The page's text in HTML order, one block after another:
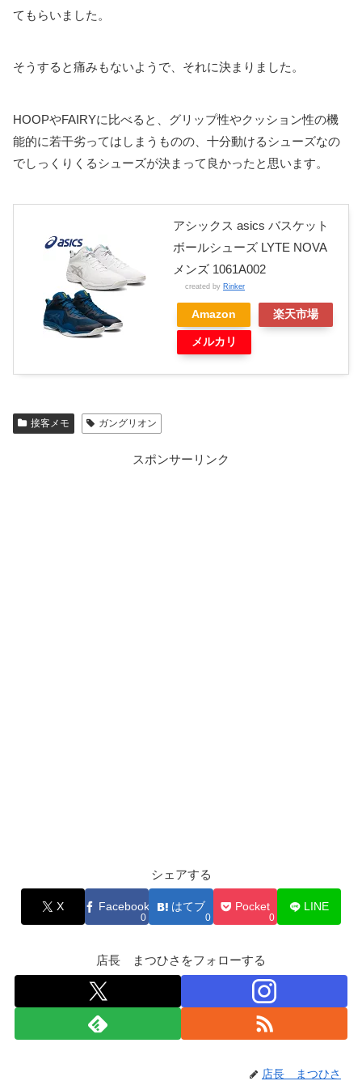
てもらいました。
そうすると痛みもないようで、それに決まりました。
HOOPやFAIRYに比べると、グリップ性やクッション性の機
能的に若干劣ってはしまうものの、十分動けるシューズなの
でしっくりくるシューズが決まって良かったと思います。
アシックス asics バスケット
ボールシューズ LYTE NOVA
メンズ 1061A002
created by Rinker
Amazon 楽天市場
メルカリ
接客メモ ガングリオン
スポンサーリンク
シェアする
X Facebook
0
はてブ
0
Pocket
0
LINE
店長 まつひさをフォローする
店長 まつひさ